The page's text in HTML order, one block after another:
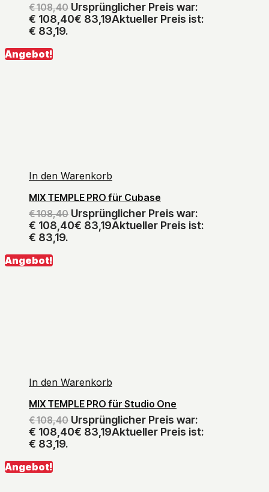
€108,40 Ursprünglicher Preis war:
€ 108,40€ 83,19Aktueller Preis ist:
€ 83,19.
Angebot!
In den Warenkorb
MIX TEMPLE PRO für Cubase
€108,40 Ursprünglicher Preis war:
€ 108,40€ 83,19Aktueller Preis ist:
€ 83,19.
Angebot!
In den Warenkorb
MIX TEMPLE PRO für Studio One
€108,40 Ursprünglicher Preis war:
€ 108,40€ 83,19Aktueller Preis ist:
€ 83,19.
Angebot!